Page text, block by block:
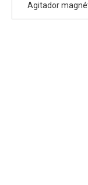
Agitador
laboratorio